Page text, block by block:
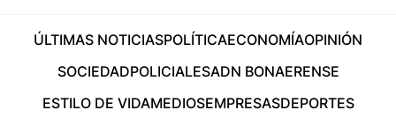
ÚLTIMAS NOTICIASPOLÍTICAECONOMÍAOPINIÓN
SOCIEDADPOLICIALESADN BONAERENSE
ESTILO DE VIDAMEDIOSEMPRESASDEPORTES